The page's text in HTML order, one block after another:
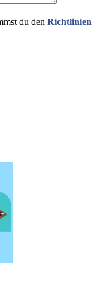
du den Richtlinien